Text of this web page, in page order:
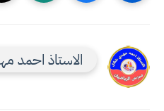
الاستاذ احمد